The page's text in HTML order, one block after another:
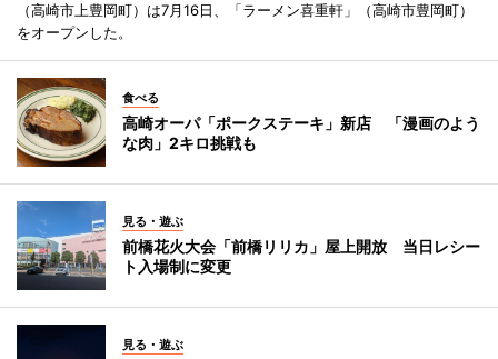
（高崎市上豊岡町）は7月16日、「ラーメン喜重軒」（高崎市豊岡町）
をオープンした。
食べる
高崎オーパ「ポークステーキ」新店 「漫画のよう
な肉」2キロ挑戦も
見る・遊ぶ
前橋花火大会「前橋リリカ」屋上開放 当日レシー
ト入場制に変更
見る・遊ぶ